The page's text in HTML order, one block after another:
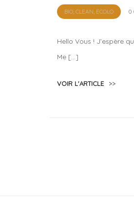
BIO, CLEAN, ECOLO 0
Hello Vous ! J’espère
Me […]
VOIR L'ARTICLE >>